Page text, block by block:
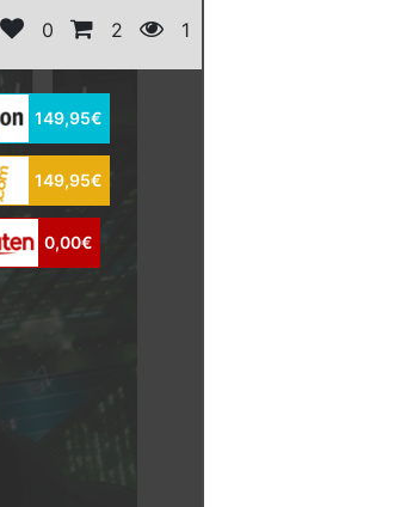
0 2 1
149,95€
149,95€
0,00€